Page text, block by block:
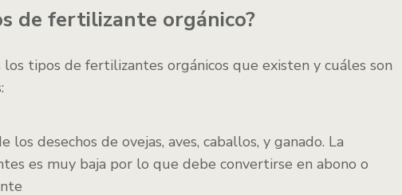
de fertilizante orgánico?
los tipos de fertilizantes orgánicos que existen y cuáles son
los desechos de ovejas, aves, caballos, y ganado. La
es muy baja por lo que debe convertirse en abono o